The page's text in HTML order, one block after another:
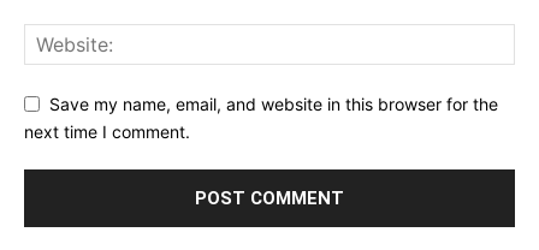
Save my name, email, and website in this browser for the
next time I comment.